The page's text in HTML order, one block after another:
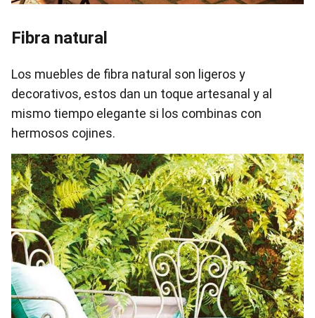
Fibra natural
Los muebles de fibra natural son ligeros y
decorativos, estos dan un toque artesanal y al
mismo tiempo elegante si los combinas con
hermosos cojines.